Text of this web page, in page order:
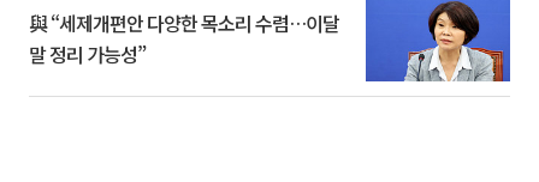
與 “세제개편안 다양한 목소리 수렴…이달
말 정리 가능성”